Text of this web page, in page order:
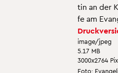
tin an der
fe am
image/jpeg
5.17 MB
3000x2764
Foto: